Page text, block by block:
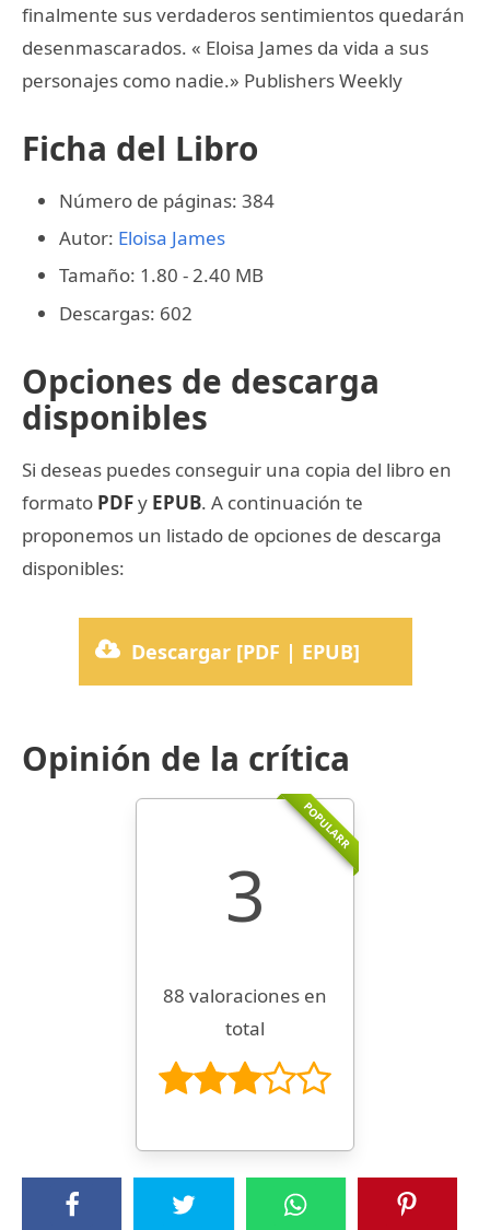
finalmente sus verdaderos sentimientos quedarán
desenmascarados. « Eloisa James da vida a sus
personajes como nadie.» Publishers Weekly
Ficha del Libro
Número de páginas: 384
Autor: Eloisa James
Tamaño: 1.80 - 2.40 MB
Descargas: 602
Opciones de descarga
disponibles
Si deseas puedes conseguir una copia del libro en
formato PDFy EPUB. A continuación te
proponemos un listado de opciones de descarga
disponibles:
Descargar [PDF | EPUB]
Opinión de la crítica
POPULARR
3
88 valoraciones en
total